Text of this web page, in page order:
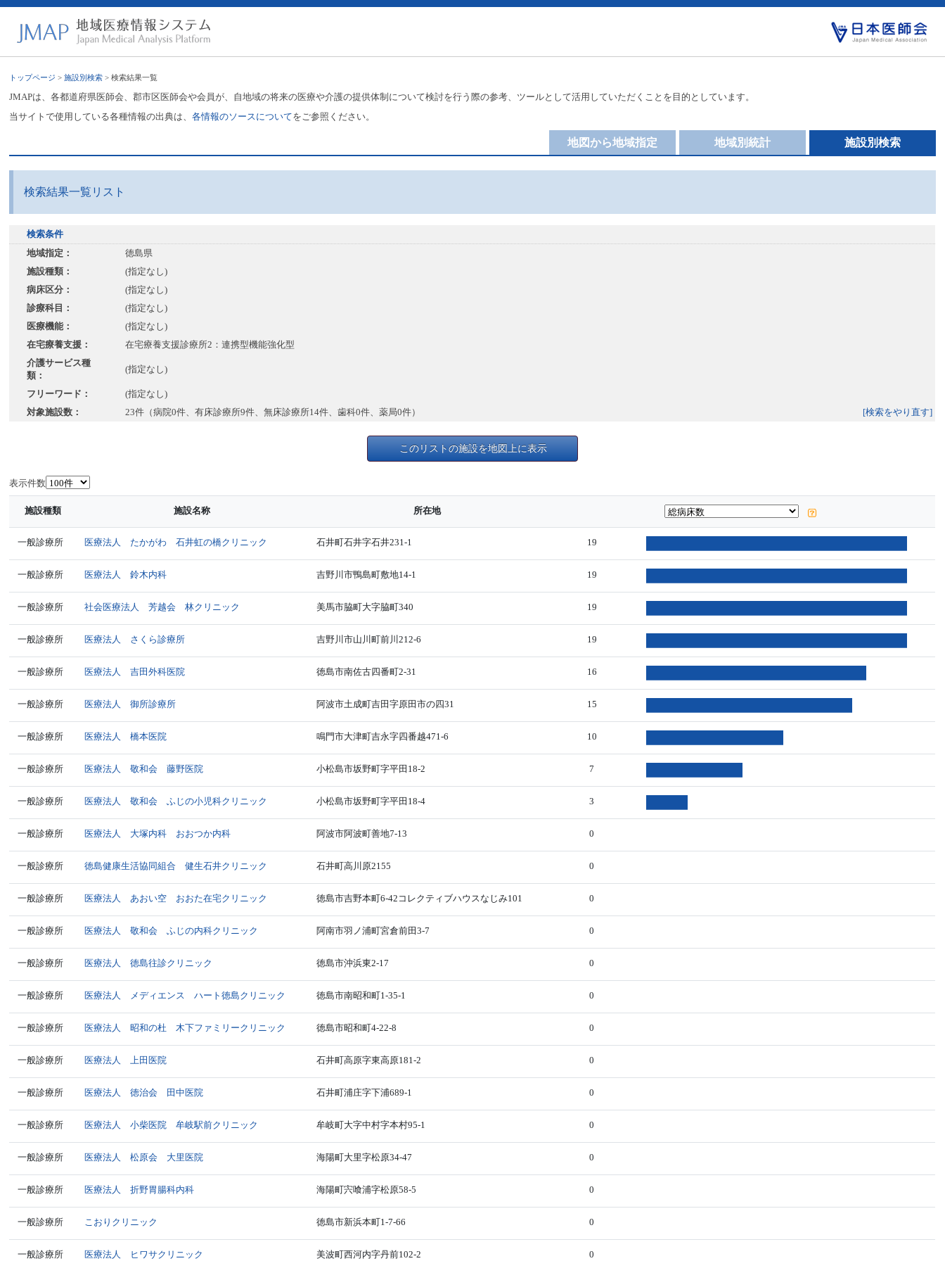
トップページ >施設別検索 > 検索結果一覧
JMAPは、各都道府県医師会、郡市区医師会や会員が、自地域の将来の医療や介護の提供体制について検討を行う際の参考、ツールとして活用していただくことを目的としています。
当サイトで使用している各種情報の出典は、各情報のソースについてをご参照ください。
施設別検索
地域別統計
地図から地域指定
検索結果一覧リスト
検索条件
地域指定：
徳島県
施設種類：
(指定なし)
病床区分：
(指定なし)
診療科目：
(指定なし)
医療機能：
(指定なし)
在宅療養支援：
在宅療養支援診療所2：連携型機能強化型
介護サービス種
類：
(指定なし)
フリーワード：
(指定なし)
対象施設数：
23件（病院0件、有床診療所9件、無床診療所14件、歯科0件、薬局0件） [検索をやり直す]
このリストの施設を地図上に表示
表示件数
施設種類 施設名称 所在地
一般診療所 医療法人 たかがわ 石井虹の橋クリニック 石井町石井字石井231-1 19
一般診療所 医療法人 鈴木内科 吉野川市鴨島町敷地14-1 19
一般診療所 社会医療法人 芳越会 林クリニック 美馬市脇町大字脇町340 19
一般診療所 医療法人 さくら診療所 吉野川市山川町前川212-6 19
一般診療所 医療法人 吉田外科医院 徳島市南佐古四番町2-31 16
一般診療所 医療法人 御所診療所 阿波市土成町吉田字原田市の四31 15
一般診療所 医療法人 橋本医院 鳴門市大津町吉永字四番越471-6 10
一般診療所 医療法人 敬和会 藤野医院 小松島市坂野町字平田18-2 7
一般診療所 医療法人 敬和会 ふじの小児科クリニック 小松島市坂野町字平田18-4 3
一般診療所 医療法人 大塚内科 おおつか内科 阿波市阿波町善地7-13 0
一般診療所 徳島健康生活協同組合 健生石井クリニック 石井町高川原2155 0
一般診療所 医療法人 あおい空 おおた在宅クリニック 徳島市吉野本町6-42コレクティブハウスなじみ101 0
一般診療所 医療法人 敬和会 ふじの内科クリニック 阿南市羽ノ浦町宮倉前田3-7 0
一般診療所 医療法人 徳島往診クリニック 徳島市沖浜東2-17 0
一般診療所 医療法人 メディエンス ハート徳島クリニック 徳島市南昭和町1-35-1 0
一般診療所 医療法人 昭和の杜 木下ファミリークリニック 徳島市昭和町4-22-8 0
一般診療所 医療法人 上田医院 石井町高原字東高原181-2 0
一般診療所 医療法人 徳治会 田中医院 石井町浦庄字下浦689-1 0
一般診療所 医療法人 小柴医院 牟岐駅前クリニック 牟岐町大字中村字本村95-1 0
一般診療所 医療法人 松原会 大里医院 海陽町大里字松原34-47 0
一般診療所 医療法人 折野胃腸科内科 海陽町宍喰浦字松原58-5 0
一般診療所 こおりクリニック 徳島市新浜本町1-7-66 0
一般診療所 医療法人 ヒワサクリニック 美波町西河内字丹前102-2 0